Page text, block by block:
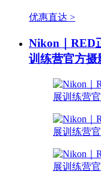
优惠直达 >
Nikon｜RED
训练营官方